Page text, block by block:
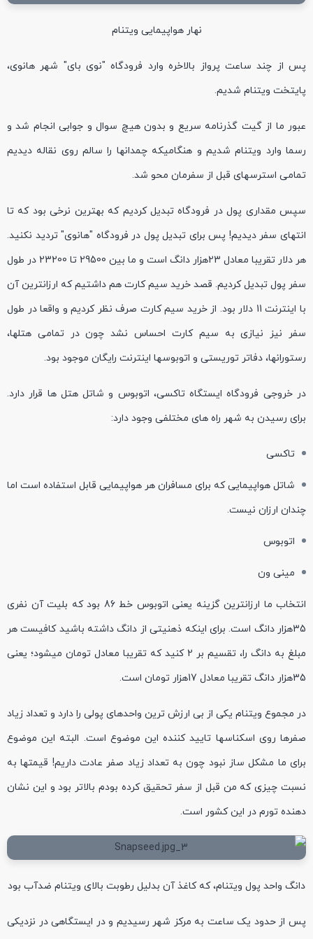
نهار هواپیمایی ویتنام
پس از چند ساعت پرواز بالاخره وارد فرودگاه "نوی بای" شهر هانوی،
پایتخت ویتنام شدیم.
عبور ما از گیت گذرنامه سریع و بدون هیچ سوال و جوابی انجام شد و
رسما وارد ویتنام شدیم و هنگامیکه چمدانها را سالم روی نقاله دیدیم
تمامی استرسهای قبل از سفرمان محو شد.
سپس مقداری پول در فرودگاه تبدیل کردیم که بهترین نرخی بود که تا
انتهای سفر دیدیم! پس برای تبدیل پول در فرودگاه "هانوی" تردید نکنید.
هر دلار تقریبا معادل 23هزار دانگ است و ما بین 29500 تا 23200 در طول
سفر پول تبدیل کردیم. قصد خرید سیم کارت هم داشتیم که ارزانترین آن
با اینترنت 11 دلار بود. از خرید سیم کارت صرف نظر کردیم و واقعا در طول
سفر نیز نیازی به سیم کارت احساس نشد چون در تمامی هتلها،
رستورانها، دفاتر توریستی و اتوبوسها اینترنت رایگان موجود بود.
در خروجی فرودگاه ایستگاه تاکسی، اتوبوس و شاتل هتل ها قرار دارد.
برای رسیدن به شهر راه های مختلفی وجود دارد:
تاکسی
شاتل هواپیمایی که برای مسافران هر هواپیمایی قابل استفاده است اما
چندان ارزان نیست.
اتوبوس
مینی ون
انتخاب ما ارزانترین گزینه یعنی اتوبوس خط 86 بود که بلیت آن نفری
35هزار دانگ است. برای اینکه ذهنیتی از دانگ داشته باشید کافیست هر
مبلغ به دانگ را، تقسیم بر 2 کنید که تقریبا معادل تومان میشود؛ یعنی
35هزار دانگ تقریبا معادل 17هزار تومان است.
در مجموع ویتنام یکی از بی ارزش ترین واحدهای پولی را دارد و تعداد زیاد
صفرها روی اسکناسها تایید کننده این موضوع است. البته این موضوع
برای ما مشکل ساز نبود چون به تعداد زیاد صفر عادت داریم! قیمتها به
نسبت چیزی که من قبل از سفر تحقیق کرده بودم بالاتر بود و این نشان
دهنده تورم در این کشور است.
دانگ واحد پول ویتنام، که کاغذ آن بدلیل رطوبت بالای ویتنام ضدآب بود
پس از حدود یک ساعت به مرکز شهر رسیدیم و در ایستگاهی در نزدیکی